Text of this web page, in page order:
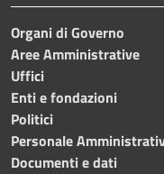
Organi di Governo
Aree Amministrative
Uffici
Enti e fondazioni
Politici
Personale
Documenti e dati